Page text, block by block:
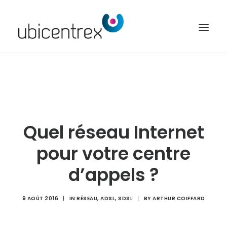
CONTACT
ACCÈS CLIENT
Quel réseau Internet
pour votre centre
d’appels ?
9 AOÛT 2016 | IN RÉSEAU, ADSL, SDSL | BY ARTHUR COIFFARD